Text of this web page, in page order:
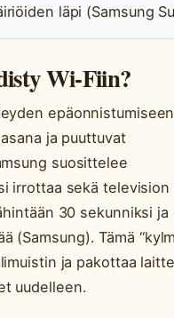
läpi (Samsung
Wi-Fiin?
ja puuttuvat
suosittelee
irrottaa sekä
30 sekunniksi ja
(Samsung). Tämä
ja pakottaa
uudelleen.